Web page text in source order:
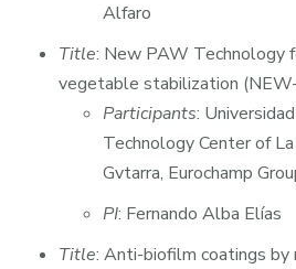
Alfaro
Title: New PAW Technology
vegetable stabilization
Participants:
Technology Center of
Gvtarra, Eurochamp
PI: Fernando Alba Elías
Title: Anti-biofilm coatings by